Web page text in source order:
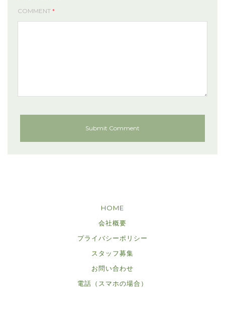
COMMENT *
HOME
会社概要
プライバシーポリシー
スタッフ募集
お問い合わせ
電話（スマホの場合）